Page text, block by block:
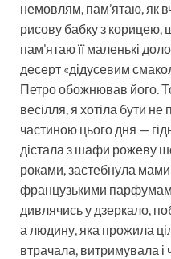
немовлям, пам’ятаю, як
рисову бабку з корицею,
пам’ятаю її маленькі
десерт «дідусевим
Петро обожнював його.
весілля, я хотіла бути не
частиною цього дня —
дістала з шафи рожеву
роками, застебнула
французькими
дивлячись у дзеркало,
а людину, яка прожила
втрачала, витримувала і